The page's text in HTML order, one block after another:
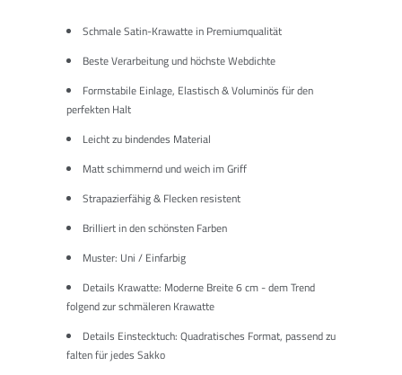
Schmale Satin-Krawatte in Premiumqualität
Beste Verarbeitung und höchste Webdichte
Formstabile Einlage, Elastisch & Voluminös für den
perfekten Halt
Leicht zu bindendes Material
Matt schimmernd und weich im Griff
Strapazierfähig & Flecken resistent
Brilliert in den schönsten Farben
Muster: Uni / Einfarbig
Details Krawatte: Moderne Breite 6 cm - dem Trend
folgend zur schmäleren Krawatte
Details Einstecktuch: Quadratisches Format, passend zu
falten für jedes Sakko